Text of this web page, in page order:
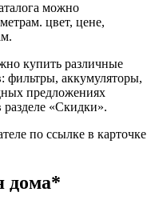
можно
цвет, цене,
купить различные
фильтры, аккумуляторы,
предложениях
разделе «Скидки».
по ссылке в карточке
дома*